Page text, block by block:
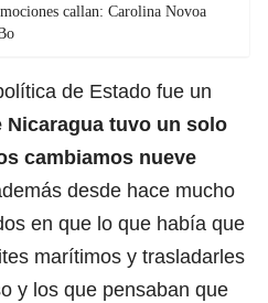
callan: Carolina Novoa
de Estado fue un
Nicaragua tuvo un solo
cambiamos nueve
desde hace mucho
en que lo que había que
marítimos y trasladarles
y los que pensaban que